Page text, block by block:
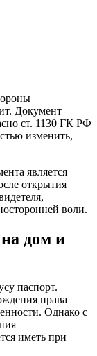
Документ
ст. 1130 ГК РФ
изменить,
является
открытия
воли.
дом и
паспорт.
права
Однако с
иметь при